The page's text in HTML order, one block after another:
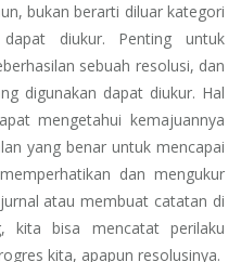
bukan berarti diluar kategori
diukur. Penting untuk
sebuah resolusi, dan
digunakan dapat diukur. Hal
mengetahui kemajuannya
yang benar untuk mencapai
dan mengukur
atau membuat catatan di
kita bisa mencatat perilaku
kita, apapun resolusinya.